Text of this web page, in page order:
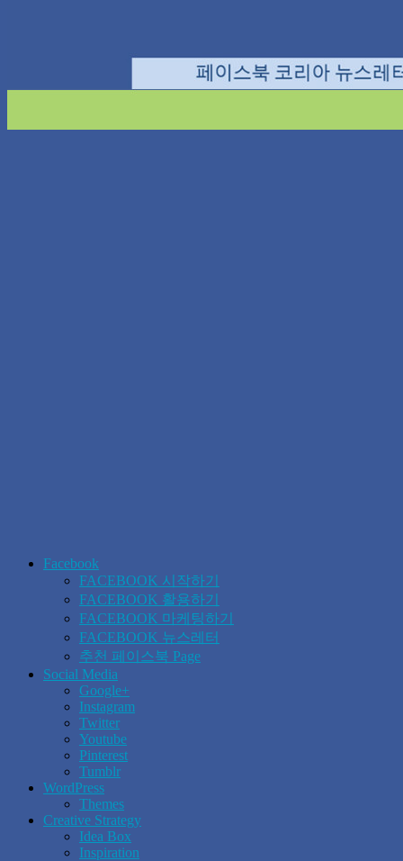
Facebook
FACEBOOK 시작하기
FACEBOOK 활용하기
FACEBOOK 마케팅하기
FACEBOOK 뉴스레터
추천 페이스북 Page
Social Media
Google+
Instagram
Twitter
Youtube
Pinterest
Tumblr
WordPress
Themes
Creative Strategy
Idea Box
Inspiration